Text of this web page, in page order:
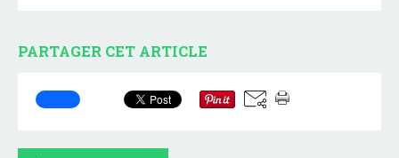
PARTAGER CET ARTICLE